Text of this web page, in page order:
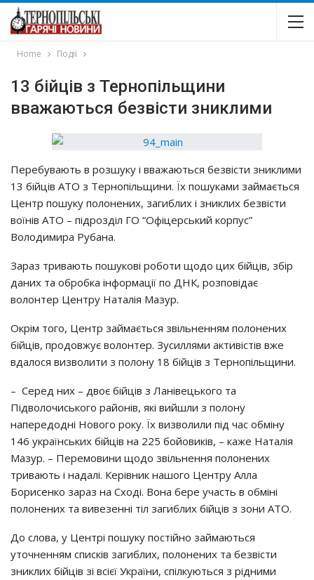
Home Події
13 бійців з Тернопільщини
вважаються безвісти зниклими
Перебувають в розшуку і вважаються безвісти зниклими
13 бійців АТО з Тернопільщини. Їх пошуками займається
Центр пошуку полонених, загиблих і зниклих безвісти
воїнів АТО – підрозділ ГО “Офіцерський корпус”
Володимира Рубана.
Зараз тривають пошукові роботи щодо цих бійців, збір
даних та обробка інформації по ДНК, розповідає
волонтер Центру Наталія Мазур.
Окрім того, Центр займається звільненням полонених
бійців, продовжує волонтер. Зусиллями активістів вже
вдалося визволити з полону 18 бійців з Тернопільщини.
– Серед них – двоє бійців з Ланівецького та
Підволочиського районів, які вийшли з полону
напередодні Нового року. Їх визволили під час обміну
146 українських бійців на 225 бойовиків, – каже Наталія
Мазур. – Перемовини щодо звільнення полонених
тривають і надалі. Керівник нашого Центру Алла
Борисенко зараз на Сході. Вона бере участь в обміні
полонених та вивезенні тіл загиблих бійців з зони АТО.
До слова, у Центрі пошуку постійно займаються
уточненням списків загиблих, полонених та безвісти
зниклих бійців зі всієї України, спілкуються з рідними